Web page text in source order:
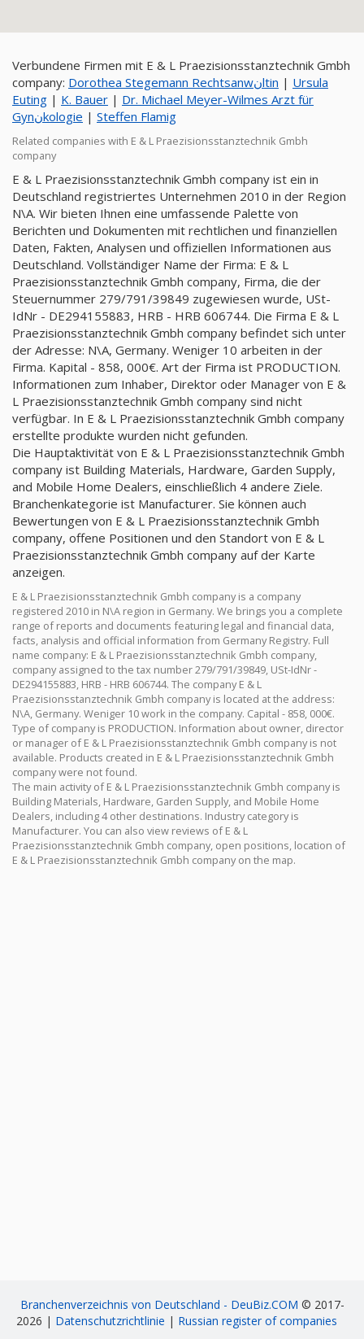
Verbundene Firmen mit E & L Praezisionsstanztechnik Gmbh
company:
Dorothea Stegemann Rechtsanwنltin | Ursula
Euting | K. Bauer | Dr. Michael Meyer-Wilmes Arzt für
Gynنkologie | Steffen Flamig
Related companies with E & L Praezisionsstanztechnik Gmbh
company
E & L Praezisionsstanztechnik Gmbh company ist ein in
Deutschland registriertes Unternehmen 2010 in der Region
N\A. Wir bieten Ihnen eine umfassende Palette von
Berichten und Dokumenten mit rechtlichen und finanziellen
Daten, Fakten, Analysen und offiziellen Informationen aus
Deutschland. Vollständiger Name der Firma: E & L
Praezisionsstanztechnik Gmbh company, Firma, die der
Steuernummer 279/791/39849 zugewiesen wurde, USt-
IdNr - DE294155883, HRB - HRB 606744. Die Firma E & L
Praezisionsstanztechnik Gmbh company befindet sich unter
der Adresse: N\A, Germany. Weniger 10 arbeiten in der
Firma. Kapital - 858, 000€. Art der Firma ist PRODUCTION.
Informationen zum Inhaber, Direktor oder Manager von E &
L Praezisionsstanztechnik Gmbh company sind nicht
verfügbar. In E & L Praezisionsstanztechnik Gmbh company
erstellte produkte wurden nicht gefunden.
Die Hauptaktivität von E & L Praezisionsstanztechnik Gmbh
company ist Building Materials, Hardware, Garden Supply,
and Mobile Home Dealers, einschließlich 4 andere Ziele.
Branchenkategorie ist Manufacturer. Sie können auch
Bewertungen von E & L Praezisionsstanztechnik Gmbh
company, offene Positionen und den Standort von E & L
Praezisionsstanztechnik Gmbh company auf der Karte
anzeigen.
E & L Praezisionsstanztechnik Gmbh company is a company
registered 2010 in N\A region in Germany. We brings you a complete
range of reports and documents featuring legal and financial data,
facts, analysis and official information from Germany Registry. Full
name company: E & L Praezisionsstanztechnik Gmbh company,
company assigned to the tax number 279/791/39849, USt-IdNr -
DE294155883, HRB - HRB 606744. The company E & L
Praezisionsstanztechnik Gmbh company is located at the address:
N\A, Germany. Weniger 10 work in the company. Capital - 858, 000€.
Type of company is PRODUCTION. Information about owner, director
or manager of E & L Praezisionsstanztechnik Gmbh company is not
available. Products created in E & L Praezisionsstanztechnik Gmbh
company were not found.
The main activity of E & L Praezisionsstanztechnik Gmbh company is
Building Materials, Hardware, Garden Supply, and Mobile Home
Dealers, including 4 other destinations. Industry category is
Manufacturer. You can also view reviews of E & L
Praezisionsstanztechnik Gmbh company, open positions, location of
E & L Praezisionsstanztechnik Gmbh company on the map.
Branchenverzeichnis von Deutschland - DeuBiz.COM © 2017-
2026 | Datenschutzrichtlinie | Russian register of companies